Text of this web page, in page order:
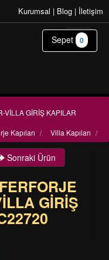
Kurumsal | Blog | İletişim
VİLLA GİRİŞ KAPILAR
Villa Kapıları /
Kapıları /
Sonraki Ürün
GİRİŞ
Sepet 0